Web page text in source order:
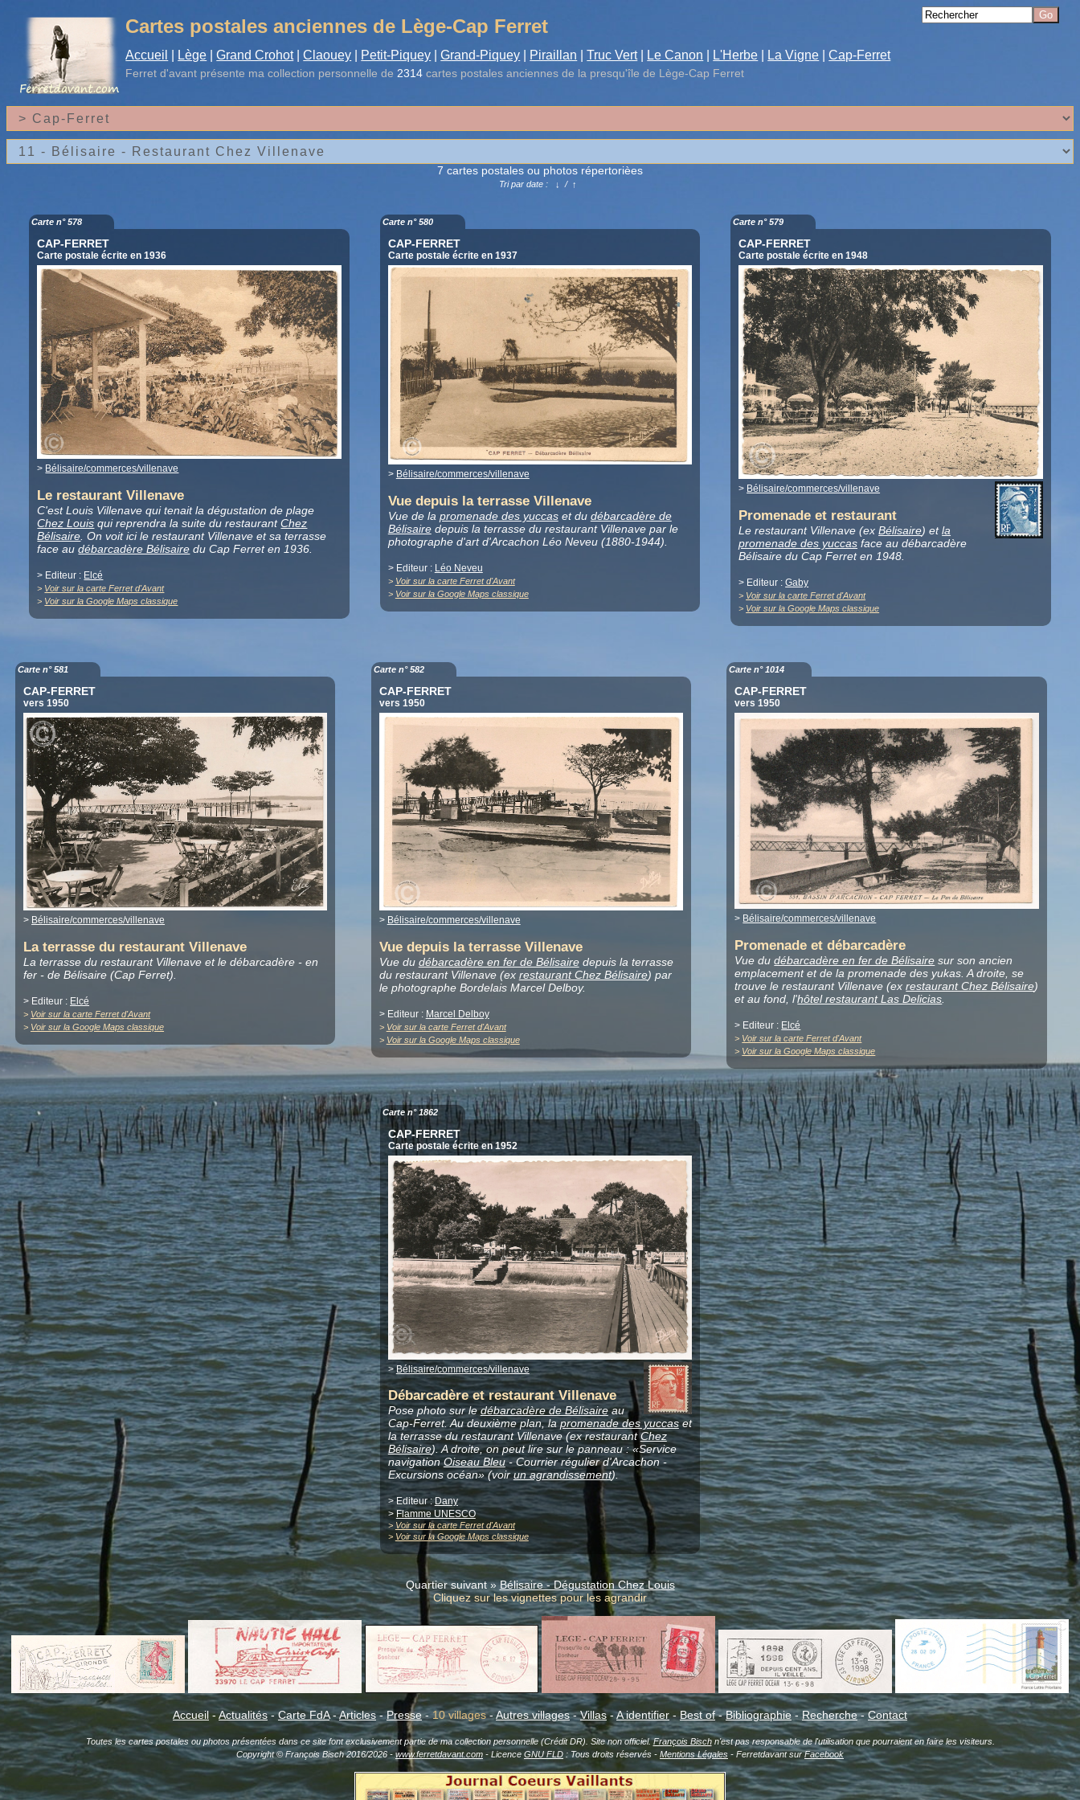
Cartes postales anciennes de Lège-Cap Ferret
Accueil Lège Grand Crohot Claouey Petit-Piquey Grand-Piquey Piraillan Truc Vert Le Canon L'Herbe La Vigne Cap-Ferret
Ferret d'avant présente ma collection personnelle de 2314 cartes postales anciennes de la presqu'île de Lège-Cap Ferret
7 cartes postales ou photos répertorièes
Tri par date : ↓ /↑
Carte n° 578
CAP-FERRET
Carte postale écrite en 1936
> Bélisaire/commerces/villenave
Le restaurant Villenave
C'est Louis Villenave qui tenait la dégustation de plage
Chez Louis qui reprendra la suite du restaurantChez
Bélisaire . On voit ici le restaurant Villenave et sa terrasse
face audébarcadère Bélisaire du Cap Ferret en 1936.
> Editeur : Elcé
> Voir sur la carte Ferret d'Avant
> Voir sur la Google Maps classique
Carte n° 580
CAP-FERRET
Carte postale écrite en 1937
> Bélisaire/commerces/villenave
Vue depuis la terrasse Villenave
Vue de la promenade des yuccaset du débarcadère de
Bélisairedepuis la terrasse du restaurant Villenave par le
photographe d'art d'Arcachon Léo Neveu (1880-1944).
> Editeur : Léo Neveu
> Voir sur la carte Ferret d'Avant
> Voir sur la Google Maps classique
Carte n° 579
CAP-FERRET
Carte postale écrite en 1948
> Bélisaire/commerces/villenave
Promenade et restaurant
Le restaurant Villenave (exBélisaire) etla
promenade des yuccas face au débarcadère
Bélisaire du Cap Ferret en 1948.
> Editeur :Gaby
> Voir sur la carte Ferret d'Avant
> Voir sur la Google Maps classique
Carte n° 581
CAP-FERRET
vers 1950
> Bélisaire/commerces/villenave
La terrasse du restaurant Villenave
La terrasse du restaurant Villenave et le débarcadère - en
fer - de Bélisaire (Cap Ferret).
> Editeur : Elcé
> Voir sur la carte Ferret d'Avant
> Voir sur la Google Maps classique
Carte n° 582
CAP-FERRET
vers 1950
> Bélisaire/commerces/villenave
Vue depuis la terrasse Villenave
Vue du débarcadère en fer de Bélisairedepuis la terrasse
du restaurant Villenave (ex restaurant Chez Bélisaire) par
le photographe Bordelais Marcel Delboy.
> Editeur : Marcel Delboy
> Voir sur la carte Ferret d'Avant
> Voir sur la Google Maps classique
Carte n° 1014
CAP-FERRET
vers 1950
> Bélisaire/commerces/villenave
Promenade et débarcadère
Vue dudébarcadère en fer de Bélisaire sur son ancien
emplacement et de la promenade des yukas. A droite, se
trouve le restaurant Villenave (exrestaurant Chez Bélisaire)
et au fond, l'hôtel restaurant Las Delicias
> Editeur : Elcé
> Voir sur la carte Ferret d'Avant
> Voir sur la Google Maps classique
Carte n° 1862
CAP-FERRET
Carte postale écrite en 1952
>Bélisaire/commerces/villenave
Débarcadère et restaurant Villenave
Pose photo sur ledébarcadère de Bélisaireau
Cap-Ferret. Au deuxième plan, lapromenade des yuccaset
la terrasse du restaurant Villenave (ex restaurantChez
Bélisaire). A droite, on peut lire sur le panneau : «Service
navigationOiseau Bleu- Courrier régulier d'Arcachon -
Excursions océan» (voirun agrandissement).
> Editeur :Dany
>Flamme UNESCO
> Voir sur la carte Ferret d'Avant
> Voir sur la Google Maps classique
Quartier suivant »Bélisaire - Dégustation Chez Louis
Cliquez sur les vignettes pour les agrandir
Accueil-Actualités-Carte FdA-Articles-Presse-10 villages-Autres villages-Villas-A identifier - Best of-Bibliographie -Recherche-Contact
Toutes les cartes postales ou photos présentées dans ce site font exclusivement partie de ma collection personnelle (Crédit DR). Site non officiel.François Bischn'est pas responsable de l'utilisation que pourraient en faire les visiteurs.
Copyright © François Bisch 2016/2026 - www.ferretdavant.com - Licence GNU FLD : Tous droits réservés - Mentions Légales - Ferretdavant surFacebook